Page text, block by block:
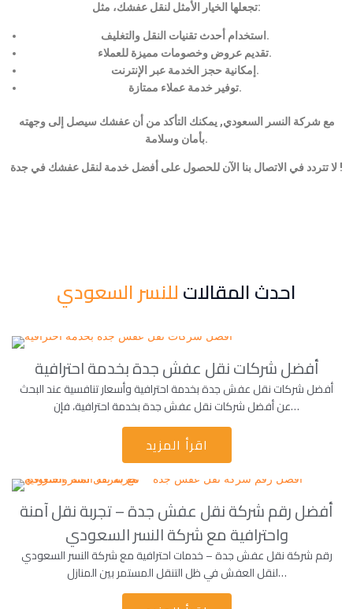
تجعلها الخيار الأمثل لنقل عفشك، مثل:
استخدام أحدث تقنيات النقل والتغليف.
تقديم عروض وخصومات مميزة للعملاء.
إمكانية حجز الخدمة عبر الإنترنت.
توفير خدمة عملاء ممتازة.
مع شركة النسر السعودي, يمكنك التأكد من أن عفشك سيصل إلى وجهته
بأمان وسلامة.
لا تتردد في الاتصال بنا الآن للحصول على أفضل خدمة لنقل عفشك في جدة !
احدث المقالاتللنسر السعودي
أفضل شركات نقل عفش جدة بخدمة احترافية
أفضل شركات نقل عفش جدة بخدمة احترافية وأسعار تنافسية عند البحث
عن أفضل شركات نقل عفش جدة بخدمة احترافية، فإن…
اقرأ المزيد
أفضل رقم شركة نقل عفش جدة – تجربة نقل آمنة
واحترافية مع شركة النسر السعودي
رقم شركة نقل عفش جدة – خدمات احترافية مع شركة النسر السعودي
لنقل العفش في ظل التنقل المستمر بين المنازل…